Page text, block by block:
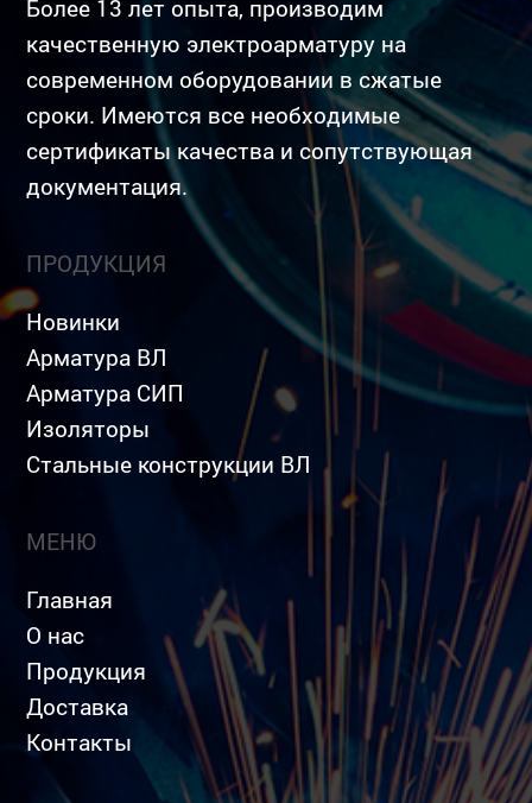
Более 13 лет опыта, производим
качественную электроарматуру на
современном оборудовании в сжатые
сроки. Имеются все необходимые
сертификаты качества и сопутствующая
документация.
ПРОДУКЦИЯ
Новинки
Арматура ВЛ
Арматура СИП
Изоляторы
Стальные конструкции ВЛ
МЕНЮ
Главная
О нас
Продукция
Доставка
Контакты